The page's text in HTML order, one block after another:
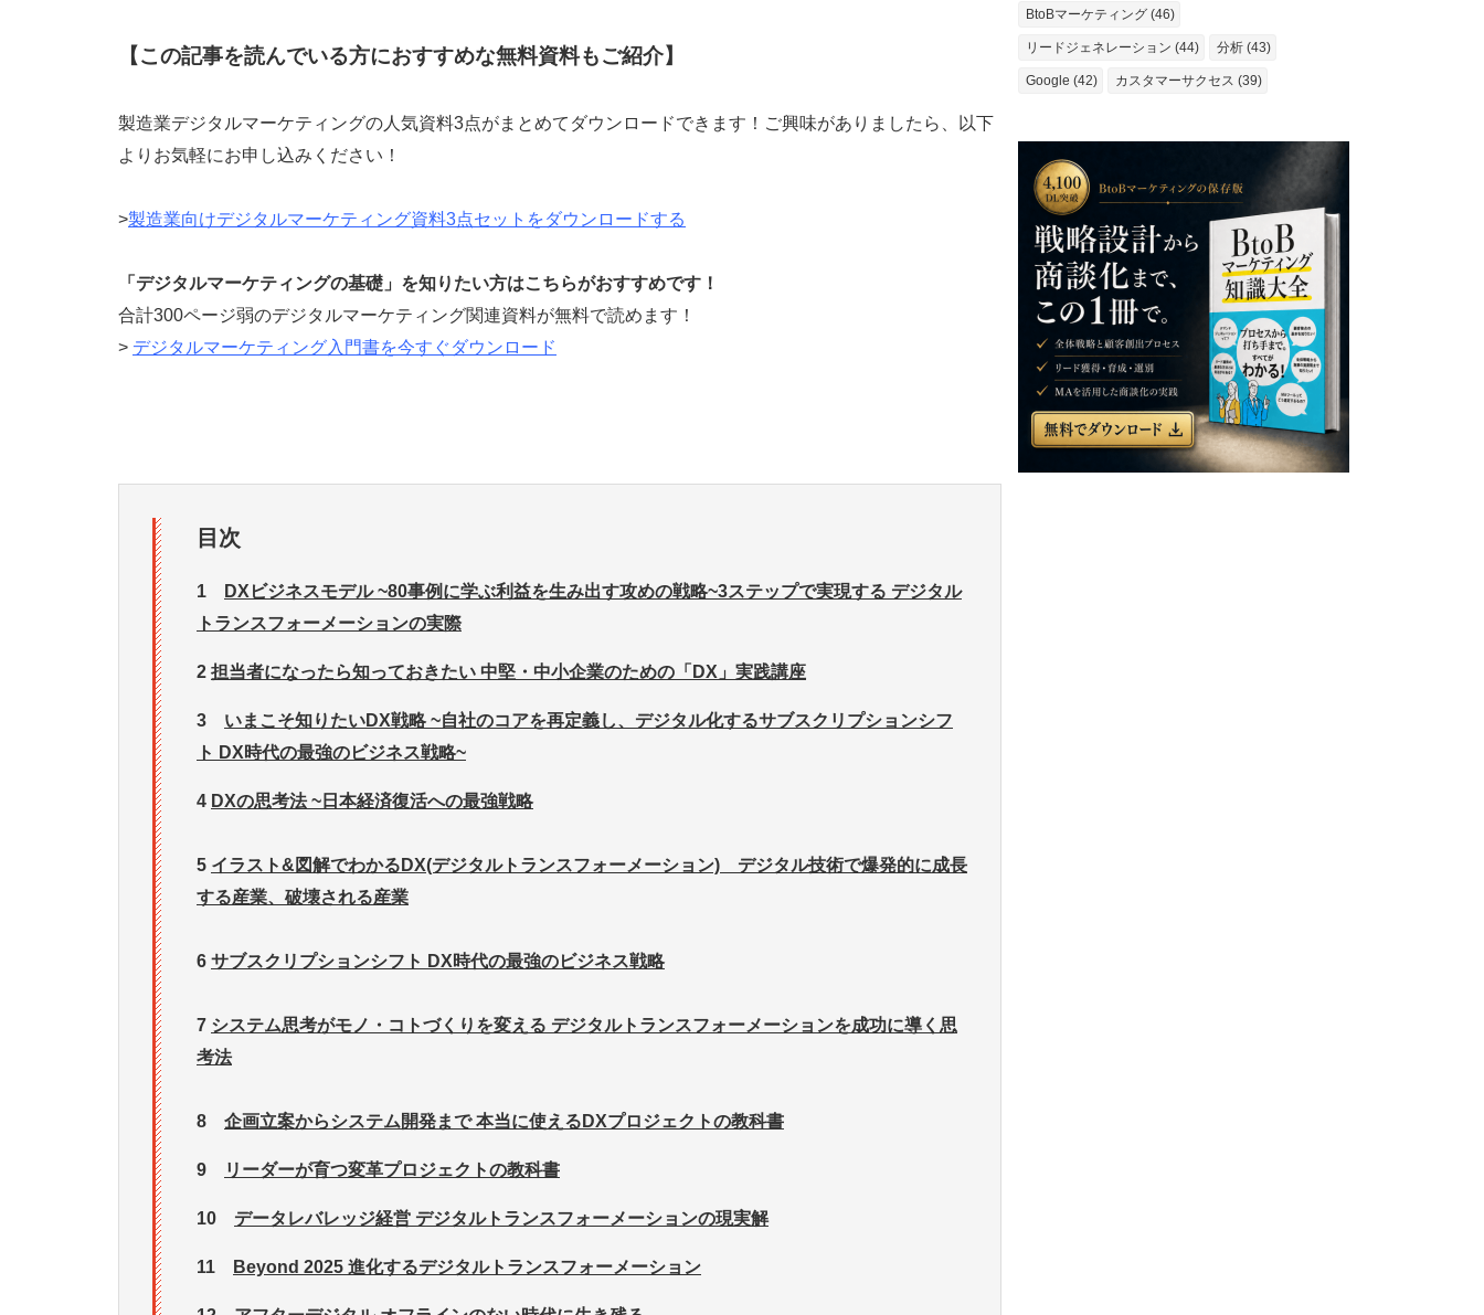
【この記事を読んでいる方におすすめな無料資料もご紹介】
製造業デジタルマーケティングの人気資料3点がまとめてダウンロードできます！ご興味がありましたら、以下
よりお気軽にお申し込みください！
>製造業向けデジタルマーケティング資料3点セットをダウンロードする
「デジタルマーケティングの基礎」を知りたい方はこちらがおすすめです！
合計300ページ弱のデジタルマーケティング関連資料が無料で読めます！
> デジタルマーケティング入門書を今すぐダウンロード
目次
1
DXビジネスモデル ~80事例に学ぶ利益を生み出す攻めの戦略~3ステップで実現する デジタル
トランスフォーメーションの実際
2 担当者になったら知っておきたい 中堅・中小企業のための「DX」実践講座
3
いまこそ知りたいDX戦略 ~自社のコアを再定義し、デジタル化するサブスクリプションシフ
ト DX時代の最強のビジネス戦略~
4 DXの思考法 ~日本経済復活への最強戦略
5 イラスト&図解でわかるDX(デジタルトランスフォーメーション) デジタル技術で爆発的に成長
する産業、破壊される産業
6 サブスクリプションシフト DX時代の最強のビジネス戦略
7 システム思考がモノ・コトづくりを変える デジタルトランスフォーメーションを成功に導く思
考法
8 企画立案からシステム開発まで 本当に使えるDXプロジェクトの教科書
9 リーダーが育つ変革プロジェクトの教科書
10 データレバレッジ経営 デジタルトランスフォーメーションの現実解
11 Beyond 2025 進化するデジタルトランスフォーメーション
BtoBマーケティング (46)
リードジェネレーション (44) 分析 (43)
Google (42) カスタマーサクセス (39)